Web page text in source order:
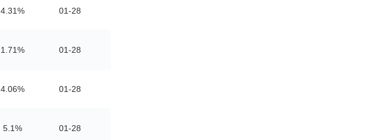
4.31% 01-28
1.71% 01-28
4.06% 01-28
5.1% 01-28